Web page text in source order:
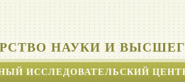
НАУКИ И
ИССЛЕДОВАТЕЛЬСКИЙ